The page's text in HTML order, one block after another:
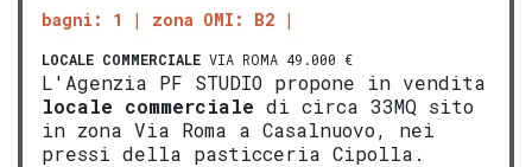
bagni: 1 zona OMI: B2
LOCALE COMMERCIALE VIA ROMA 49.000 €
L'Agenzia PF STUDIO propone in vendita
locale commerciale di circa 33MQ sito
in zona Via Roma a Casalnuovo, nei
pressi della pasticceria Cipolla.